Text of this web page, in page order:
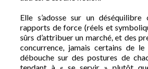
Elle s’adosse sur un déséquilibre
rapports de force (réels et
sûrs d’attribuer un marché, et des
concurrence, jamais certains de
débouche sur des postures de